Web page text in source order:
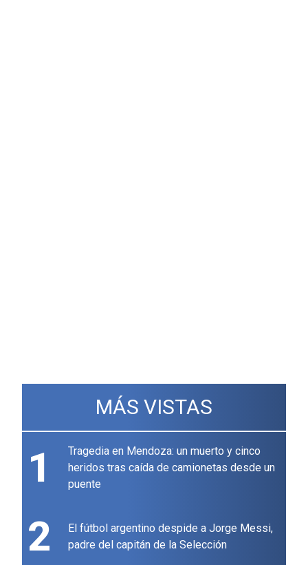
MÁS VISTAS
1
Tragedia en Mendoza: un muerto y cinco
heridos tras caída de camionetas desde un
puente
2
El fútbol argentino despide a Jorge Messi,
padre del capitán de la Selección